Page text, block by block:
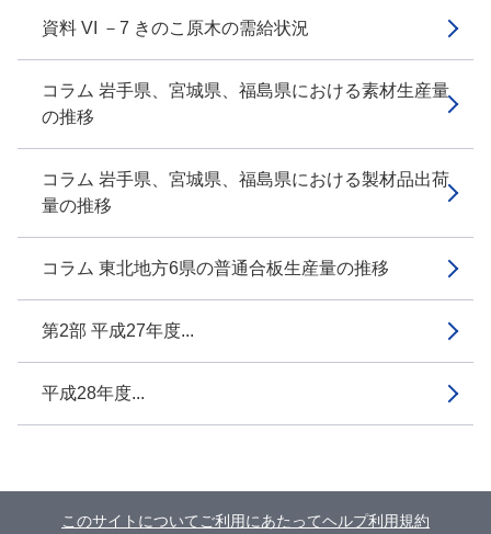
資料 VI －7 きのこ原木の需給状況
コラム 岩手県、宮城県、福島県における素材生産量
の推移
コラム 岩手県、宮城県、福島県における製材品出荷
量の推移
コラム 東北地方6県の普通合板生産量の推移
第2部 平成27年度...
平成28年度...
このサイトについて ご利用にあたってヘルプ利用規約